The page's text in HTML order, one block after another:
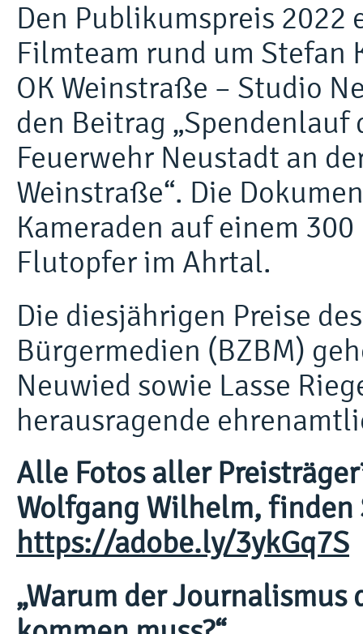
Den Publikumspreis 2022
Filmteam rund um Stefan
OK Weinstraße – Studio
den Beitrag „Spendenlauf
Feuerwehr Neustadt an
Weinstraße“. Die
Kameraden auf einem
Flutopfer im Ahrtal.
Die diesjährigen Preise
Bürgermedien (BZBM)
Neuwied sowie Lasse
herausragende
Alle Fotos aller
Wolfgang Wilhelm, finden
https://adobe.ly/3ykGq7S
„Warum der